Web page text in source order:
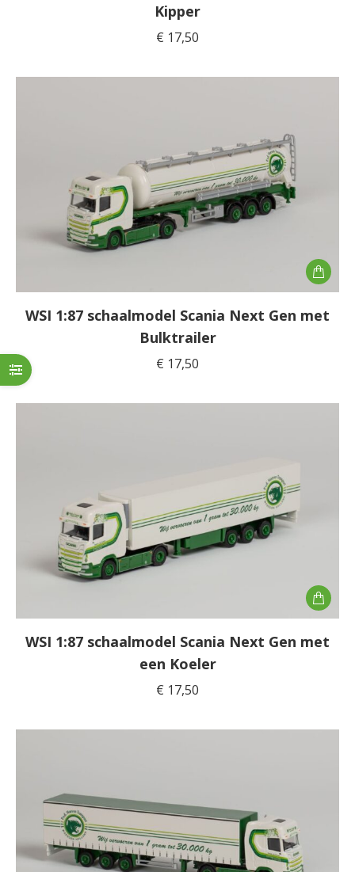
Kipper
€ 17,50
WSI 1:87 schaalmodel Scania Next Gen met
Bulktrailer
€ 17,50
WSI 1:87 schaalmodel Scania Next Gen met
een Koeler
€ 17,50